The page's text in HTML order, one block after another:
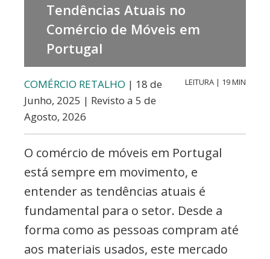
Tendências Atuais no
Comércio de Móveis em
Portugal
COMÉRCIO RETALHO | 18 de
Junho, 2025 | Revisto a 5 de
Agosto, 2026
LEITURA | 19 MIN
O comércio de móveis em Portugal
está sempre em movimento, e
entender as tendências atuais é
fundamental para o setor. Desde a
forma como as pessoas compram até
aos materiais usados, este mercado